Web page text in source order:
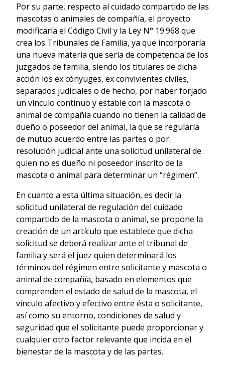
Por su parte, respecto al cuidado compartido de las
mascotas o animales de compañía, el proyecto
modificaría el Código Civil y la Ley N° 19.968 que
crea los Tribunales de Familia, ya que incorporaría
una nueva materia que sería de competencia de los
juzgados de familia, siendo los titulares de dicha
acción los ex cónyuges, ex convivientes civiles,
separados judiciales o de hecho, por haber forjado
un vínculo continuo y estable con la mascota o
animal de compañía cuando no tienen la calidad de
dueño o poseedor del animal, la que se regularía
de mutuo acuerdo entre las partes o por
resolución judicial ante una solicitud unilateral de
quien no es dueño ni poseedor inscrito de la
mascota o animal para determinar un “régimen”.
En cuanto a esta última situación, es decir la
solicitud unilateral de regulación del cuidado
compartido de la mascota o animal, se propone la
creación de un artículo que establece que dicha
solicitud se deberá realizar ante el tribunal de
familia y será el juez quien determinará los
términos del régimen entre solicitante y mascota o
animal de compañía, basado en elementos que
comprenden el estado de salud de la mascota, el
vínculo afectivo y efectivo entre ésta o solicitante,
así como su entorno, condiciones de salud y
seguridad que el solicitante puede proporcionar y
cualquier otro factor relevante que incida en el
bienestar de la mascota y de las partes.